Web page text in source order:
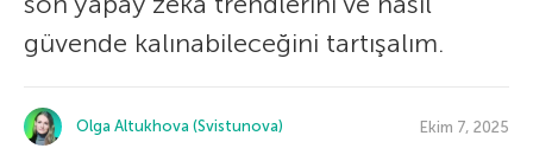
güvende kalınabileceğini tartışalım.
Olga Altukhova (Svistunova) Ekim 7, 2025